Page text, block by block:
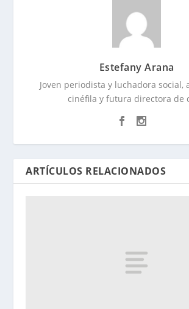
Estefany Arana
Joven periodista y luchadora social,
cinéfila y futura directora de
ARTÍCULOS RELACIONADOS